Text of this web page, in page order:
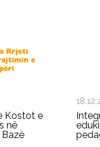
Kostot e
në
Bazë